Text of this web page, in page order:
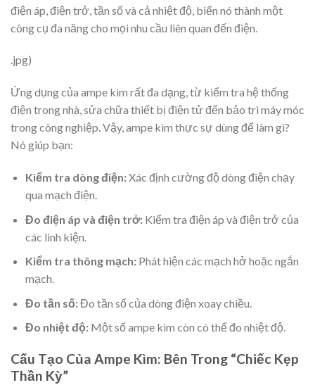
điện áp, điện trở, tần số và cả nhiệt độ, biến nó thành một
công cụ đa năng cho mọi nhu cầu liên quan đến điện.
.jpg)
Ứng dụng của ampe kìm rất đa dạng, từ kiểm tra hệ thống
điện trong nhà, sửa chữa thiết bị điện tử đến bảo trì máy móc
trong công nghiệp. Vậy, ampe kìm thực sự dùng để làm gì?
Nó giúp bạn:
Kiểm tra dòng điện:Xác định cường độ dòng điện chạy
qua mạch điện.
Đo điện áp và điện trở:Kiểm tra điện áp và điện trở của
các linh kiện.
Kiểm tra thông mạch:Phát hiện các mạch hở hoặc ngắn
mạch.
Đo tần số:Đo tần số của dòng điện xoay chiều.
Đo nhiệt độ:Một số ampe kìm còn có thể đo nhiệt độ.
Cấu Tạo Của Ampe Kìm: Bên Trong “Chiếc Kẹp
Thần Kỳ”